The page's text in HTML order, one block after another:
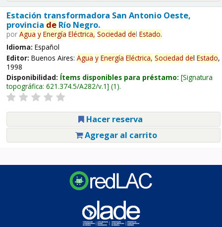
Estación transformadora San Antonio Oeste,
provincia deRío Negro.
por Agua y Energía Eléctrica, Sociedad del Estado.
Idioma: Español
Editor: Buenos Aires: Agua y Energía Eléctrica, Sociedad del Estado,
1998
Disponibilidad: Ítems disponibles para préstamo: Signatura
topográfica: 621.374.5/A282/v.1 (1).
Hacer reserva
Agregar al carrito